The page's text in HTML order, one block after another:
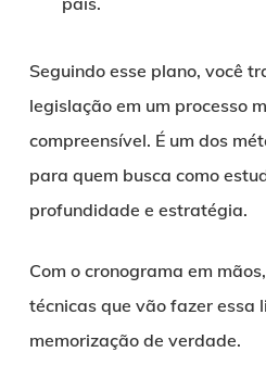
Seguindo esse plano, você
legislação em um processo
compreensível. É um dos
para quem busca como
profundidade e estratégia.
Com o cronograma em
técnicas que vão fazer essa
memorização de verdade.